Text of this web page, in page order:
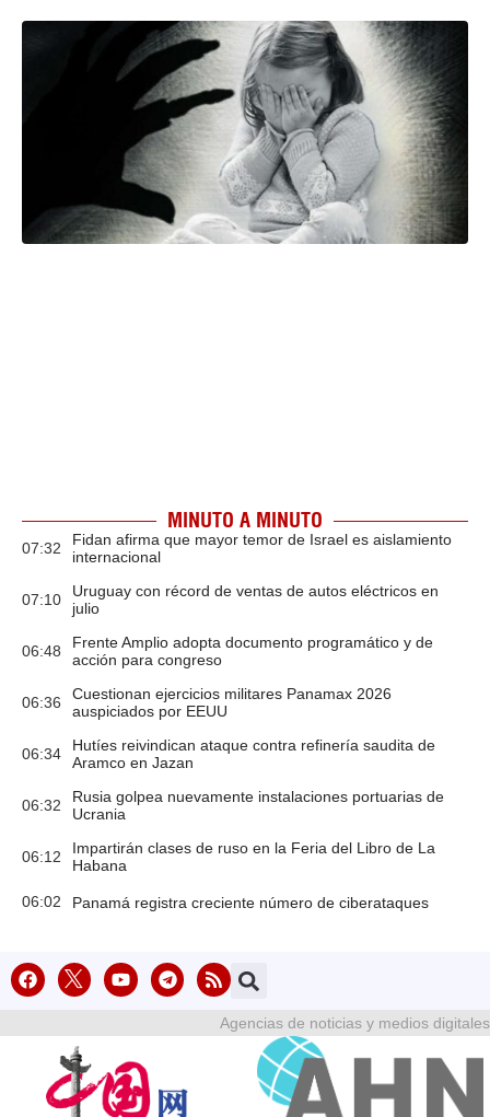
MINUTO A MINUTO
07:32
Fidan afirma que mayor temor de Israel es aislamiento
internacional
07:10
Uruguay con récord de ventas de autos eléctricos en
julio
06:48
Frente Amplio adopta documento programático y de
acción para congreso
06:36
Cuestionan ejercicios militares Panamax 2026
auspiciados por EEUU
06:34
Hutíes reivindican ataque contra refinería saudita de
Aramco en Jazan
06:32
Rusia golpea nuevamente instalaciones portuarias de
Ucrania
06:12
Impartirán clases de ruso en la Feria del Libro de La
Habana
06:02 Panamá registra creciente número de ciberataques
Agencias de noticias y medios digitales